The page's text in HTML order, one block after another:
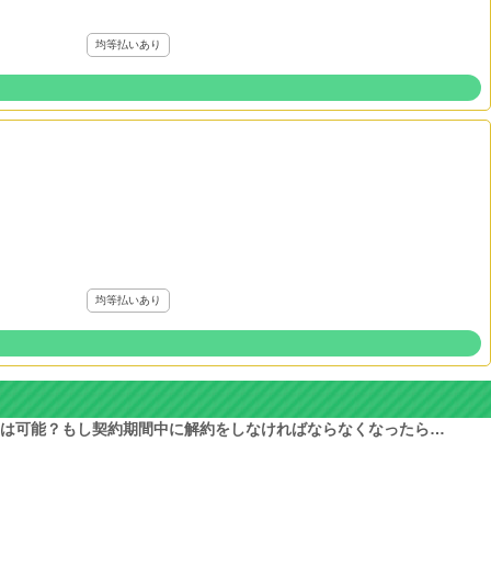
均等払いあり
均等払いあり
可能？もし契約期間中に解約をしなければならなくなったら…